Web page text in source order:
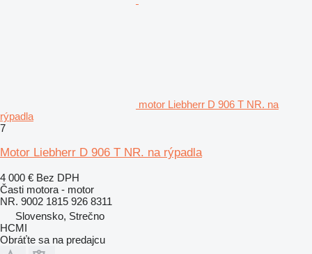
motor Liebherr D 906 T NR. na
rýpadla
7
Motor Liebherr D 906 T NR. na rýpadla
4 000 € Bez DPH
Časti motora - motor
NR. 9002 1815 926 8311
Slovensko, Strečno
HCMI
Obráťte sa na predajcu